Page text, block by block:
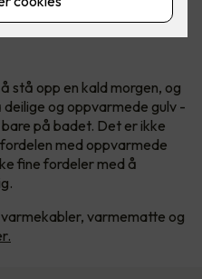
med
stå opp en kald morgen, og
og oppvarmede gulv -
på badet. Det er ikke
med oppvarmede
fine fordeler med å
varmematte og